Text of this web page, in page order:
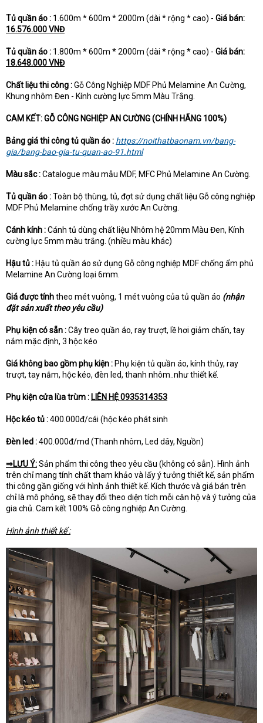
Tủ quần áo : 1.600m * 600m * 2000m (dài * rộng * cao) - Giá bán:
16.576.000 VNĐ
Tủ quần áo : 1.800m * 600m * 2000m (dài * rộng * cao) - Giá bán:
18.648.000 VNĐ
Chất liệu thi công :Gỗ Công Nghiệp MDF Phủ Melamine An Cường,
Khung nhôm Đen - Kính cường lực 5mm Màu Trắng.
CAM KẾT: GỖ CÔNG NGHIỆP AN CƯỜNG (CHÍNH HÃNG 100%)
Bảng giá thi công tủ quần áo : https://noithatbaonam.vn/bang-
gia/bang-bao-gia-tu-quan-ao-91.html
Màu sắc :Catalogue màu mẫu MDF, MFC Phủ Melamine An Cường.
Tủ quần áo :Toàn bộ thùng, tủ, đợt sử dụng chất liệu Gỗ công nghiệp
MDF Phủ Melamine chống trầy xước An Cường.
Cánh kính :Cánh tủ dùng chất liệu Nhôm hệ 20mm Màu Đen, Kính
cường lực 5mm màu trắng. (nhiều màu khác)
Hậu tủ : Hậu tủ quần áo sử dụng Gỗ công nghiệp MDF chống ẩm phủ
Melamine An Cường loại 6mm.
Giá được tínhtheo mét vuông, 1 mét vuông của tủ quần áo (nhận
đặt sản xuất theo yêu cầu)
Phụ kiện có sẵn :Cây treo quần áo, ray trượt, lề hơi giảm chấn, tay
nắm mặc định, 3 hộc kéo
Giá không bao gồm phụ kiện : Phụ kiện tủ quần áo, kính thủy, ray
trượt, tay nắm, hộc kéo, đèn led, thanh nhôm..như thiết kế.
Phụ kiện cửa lùa trùm : LIÊN HỆ 0935314353
Hộc kéo tủ :400.000đ/cái (hộc kéo phát sinh
Đèn led :400.000đ/md (Thanh nhôm, Led dây, Nguồn)
⇒LƯU Ý:Sản phẩm thi công theo yêu cầu (không có sẳn). Hình ảnh
trên chỉ mang tính chất tham khảo và lấy ý tưởng thiết kế, sản phẩm
thi công gần giống với hình ảnh thiết kế. Kích thước và giá bán trên
chỉ là mô phỏng, sẽ thay đổi theo diện tích mỗi căn hộ và ý tưởng của
gia chủ. Cam kết 100% Gỗ công nghiệp An Cường.
Hình ảnh thiết kế :